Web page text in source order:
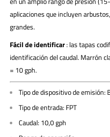
aplicaciones que incluyen
grandes.
Fácil de identificar: las tapas
identificación del caudal. Marrón
= 10 gph.
Tipo de dispositivo de emisión:
Tipo de entrada: FPT
Caudal: 10,0 gph